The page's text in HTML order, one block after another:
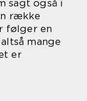
sagt også i
række
følger en
mange
er